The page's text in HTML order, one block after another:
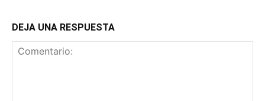
DEJA UNA RESPUESTA